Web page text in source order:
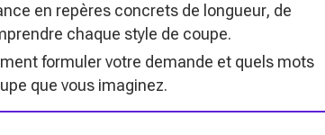
en repères concrets de longueur, de
chaque style de coupe.
formuler votre demande et quels mots
que vous imaginez.